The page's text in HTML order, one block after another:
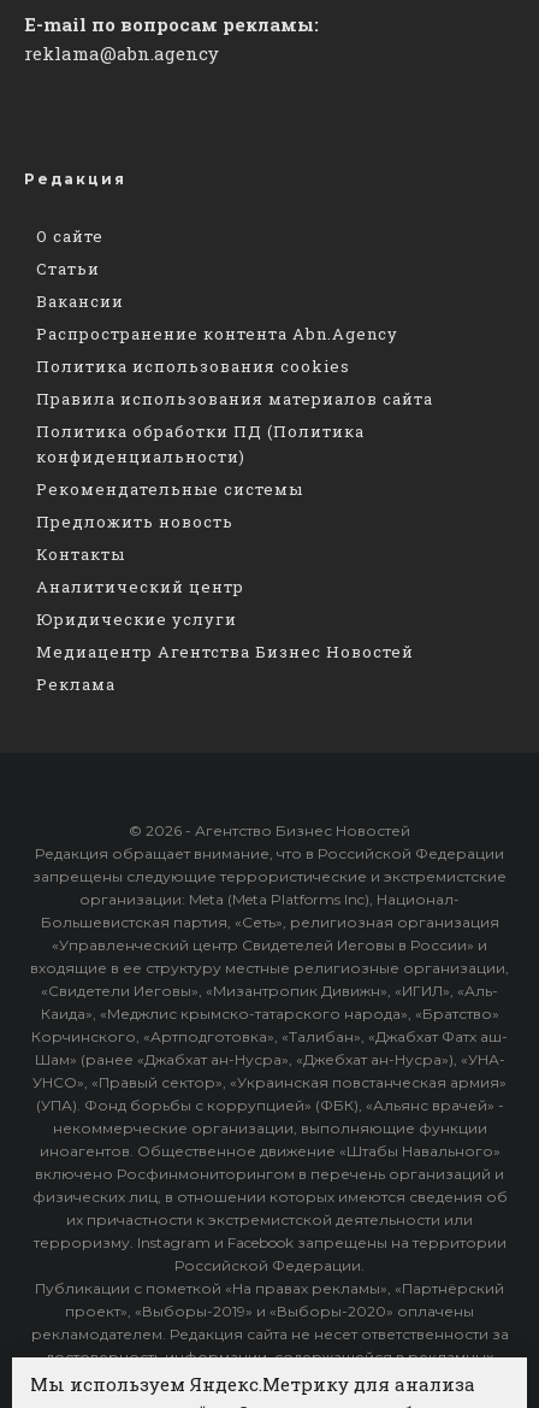
E-mail по вопросам рекламы:
reklama@abn.agency
Редакция
О сайте
Статьи
Вакансии
Распространение контента Abn.Agency
Политика использования cookies
Правила использования материалов сайта
Политика обработки ПД (Политика
конфиденциальности)
Рекомендательные системы
Предложить новость
Контакты
Аналитический центр
Юридические услуги
Медиацентр Агентства Бизнес Новостей
Реклама
© 2026 - Агентство Бизнес Новостей
Редакция обращает внимание, что в Российской Федерации
запрещены следующие террористические и экстремистские
организации: Meta (Meta Platforms Inc), Национал-
Большевистская партия, «Сеть», религиозная организация
«Управленческий центр Свидетелей Иеговы в России» и
входящие в ее структуру местные религиозные организации,
«Свидетели Иеговы», «Мизантропик Дивижн», «ИГИЛ», «Аль-
Каида», «Меджлис крымско-татарского народа», «Братство»
Корчинского, «Артподготовка», «Талибан», «Джабхат Фатх аш-
Шам» (ранее «Джабхат ан-Нусра», «Джебхат ан-Нусра»), «УНА-
УНСО», «Правый сектор», «Украинская повстанческая армия»
(УПА). Фонд борьбы с коррупцией» (ФБК), «Альянс врачей» -
некоммерческие организации, выполняющие функции
иноагентов. Общественное движение «Штабы Навального»
включено Росфинмониторингом в перечень организаций и
физических лиц, в отношении которых имеются сведения об
их причастности к экстремистской деятельности или
терроризму. Instagram и Facebook запрещены на территории
Российской Федерации.
Публикации с пометкой «На правах рекламы», «Партнёрский
проект», «Выборы-2019» и «Выборы-2020» оплачены
рекламодателем. Редакция сайта не несет ответственности за
достоверность информации, содержащейся в рекламных
объявлениях.
Мы используем Яндекс.Метрику для анализа